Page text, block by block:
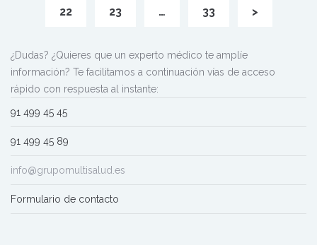
22 23 … 33 >
¿Dudas? ¿Quieres que un experto médico te amplíe
información? Te facilitamos a continuación vías de acceso
rápido con respuesta al instante:
91 499 45 45
91 499 45 89
info@grupomultisalud.es
Formulario de contacto